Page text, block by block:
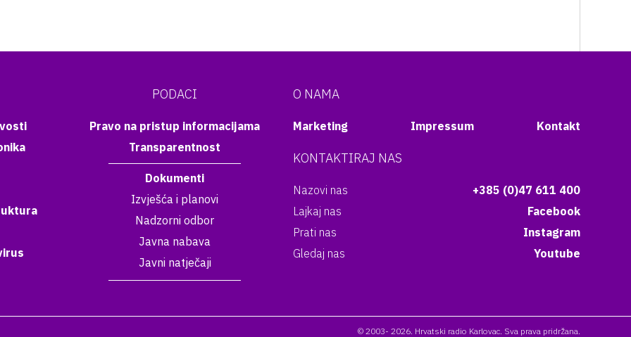
PODACI
Pravo na pristup informacijama
Transparentnost
Dokumenti
Izvješća i planovi
Nadzorni odbor
Javna nabava
Javni natječaji
O NAMA
Marketing Impressum Kontakt
KONTAKTIRAJ NAS
Nazovi nas
+385 (0)47 611 400
Lajkaj nas
Facebook
Prati nas
Instagram
Gledaj nas
Youtube
© 2003- 2026. Hrvatski radio Karlovac. Sva prava pridržana.